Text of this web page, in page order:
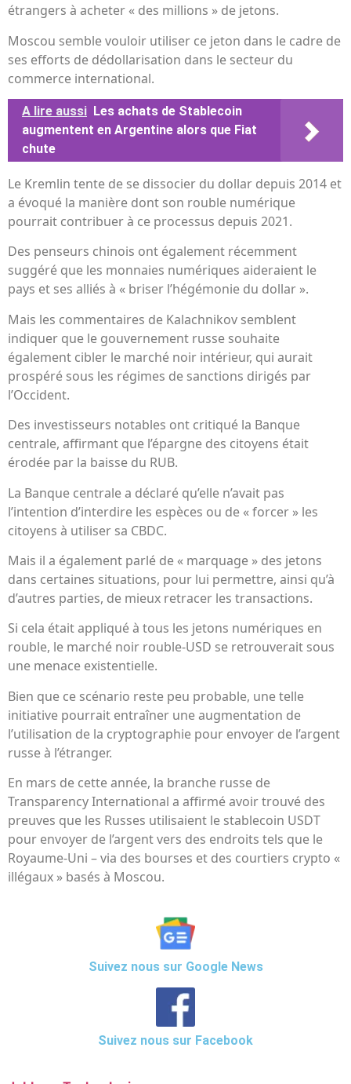
étrangers à acheter « des millions » de jetons.
Moscou semble vouloir utiliser ce jeton dans le cadre de
ses efforts de dédollarisation dans le secteur du
commerce international.
A lire aussi Les achats de Stablecoin
augmentent en Argentine alors que Fiat
chute
Le Kremlin tente de se dissocier du dollar depuis 2014 et
a évoqué la manière dont son rouble numérique
pourrait contribuer à ce processus depuis 2021.
Des penseurs chinois ont également récemment
suggéré que les monnaies numériques aideraient le
pays et ses alliés à « briser l’hégémonie du dollar ».
Mais les commentaires de Kalachnikov semblent
indiquer que le gouvernement russe souhaite
également cibler le marché noir intérieur, qui aurait
prospéré sous les régimes de sanctions dirigés par
l’Occident.
Des investisseurs notables ont critiqué la Banque
centrale, affirmant que l’épargne des citoyens était
érodée par la baisse du RUB.
La Banque centrale a déclaré qu’elle n’avait pas
l’intention d’interdire les espèces ou de « forcer » les
citoyens à utiliser sa CBDC.
Mais il a également parlé de « marquage » des jetons
dans certaines situations, pour lui permettre, ainsi qu’à
d’autres parties, de mieux retracer les transactions.
Si cela était appliqué à tous les jetons numériques en
rouble, le marché noir rouble-USD se retrouverait sous
une menace existentielle.
Bien que ce scénario reste peu probable, une telle
initiative pourrait entraîner une augmentation de
l’utilisation de la cryptographie pour envoyer de l’argent
russe à l’étranger.
En mars de cette année, la branche russe de
Transparency International a affirmé avoir trouvé des
preuves que les Russes utilisaient le stablecoin USDT
pour envoyer de l’argent vers des endroits tels que le
Royaume-Uni – via des bourses et des courtiers crypto «
illégaux » basés à Moscou.
Suivez nous sur Google News
Suivez nous sur Facebook